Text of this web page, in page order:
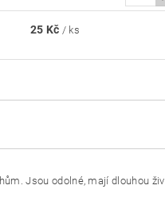
25 Kč / ks
Jsou odolné, mají dlouhou